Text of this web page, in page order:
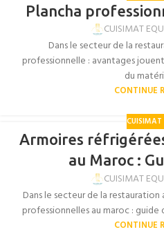
Plancha
CUISIMAT
Dans le secteur de la
professionnelle : avantages
du
CONTINUE
CUISIMAT
Armoires
au Maroc :
CUISIMAT
Dans le secteur de la
professionnelles au maroc :
CONTINUE